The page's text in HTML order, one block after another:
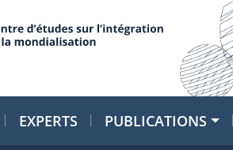
EXPERTS PUBLICATIONS